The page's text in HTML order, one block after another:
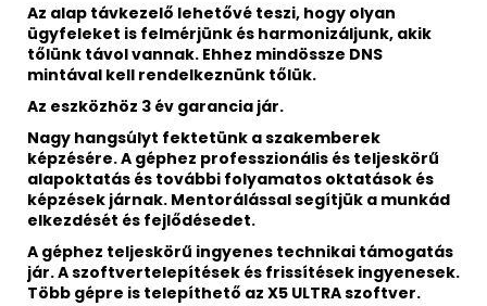
Az alap távkezelő lehetővé teszi, hogy olyan
ügyfeleket is felmérjünk és harmonizáljunk, akik
tőlünk távol vannak. Ehhez mindössze DNS
mintával kell rendelkeznünk tőlük.
Az eszközhöz 3 év garancia jár.
Nagy hangsúlyt fektetünk a szakemberek
képzésére. A géphez professzionális és teljeskörű
alapoktatás és további folyamatos oktatások és
képzések járnak. Mentorálással segítjük a munkád
elkezdését és fejlődésedet.
A géphez teljeskörű ingyenes technikai támogatás
jár. A szoftvertelepítések és frissítések ingyenesek.
Több gépre is telepíthető az X5 ULTRA szoftver.